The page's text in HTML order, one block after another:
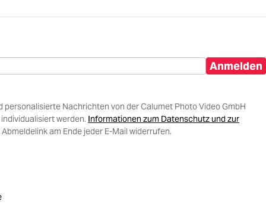
Anmelden
Nachrichten von der Calumet Photo Video GmbH
werden. Informationen zum Datenschutz und zur
am Ende jeder E-Mail widerrufen.